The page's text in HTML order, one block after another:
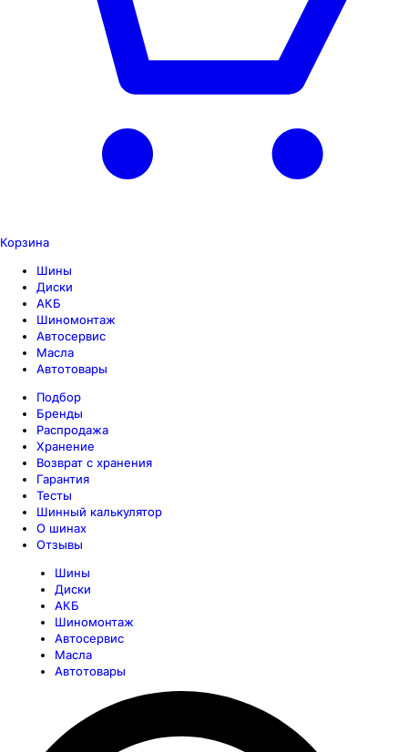
Корзина
Шины
Диски
АКБ
Шиномонтаж
Автосервис
Масла
Автотовары
Подбор
Бренды
Распродажа
Хранение
Возврат с хранения
Гарантия
Тесты
Шинный калькулятор
О шинах
Отзывы
Шины
Диски
АКБ
Шиномонтаж
Автосервис
Масла
Автотовары